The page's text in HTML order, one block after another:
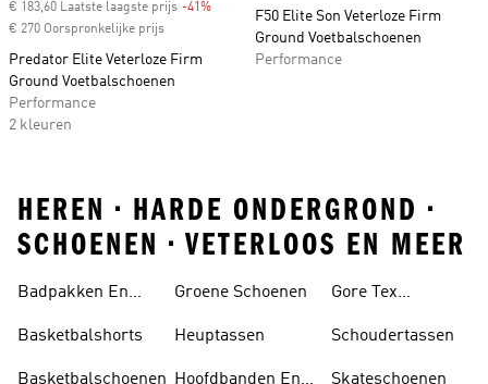
€ 183,60 Laatste laagste prijs -41% Discount
€ 270 Oorspronkelijke prijs
Predator Elite Veterloze Firm
Ground Voetbalschoenen
Performance
2 kleuren
F50 Elite Son Veterloze Firm
Ground Voetbalschoenen
Performance
HEREN • HARDE ONDERGROND •
SCHOENEN • VETERLOOS EN MEER
Badpakken En
Basketbalshorts
Basketbalschoenen
Groene Schoenen
Heuptassen
Hoofdbanden En
Gore Tex
Schoudertassen
Skateschoenen